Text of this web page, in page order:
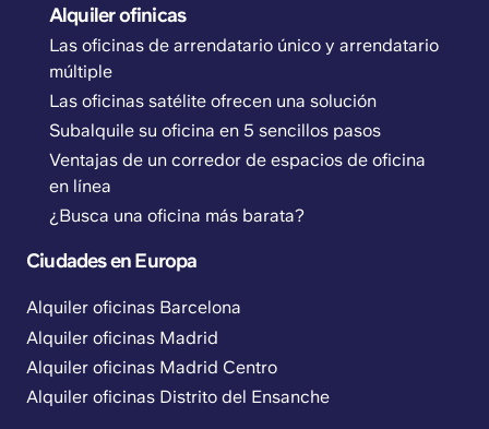
Alquiler ofinicas
Las oficinas de arrendatario único y arrendatario
múltiple
Las oficinas satélite ofrecen una solución
Subalquile su oficina en 5 sencillos pasos
Ventajas de un corredor de espacios de oficina
en línea
¿Busca una oficina más barata?
Ciudades en Europa
Alquiler oficinas Barcelona
Alquiler oficinas Madrid
Alquiler oficinas Madrid Centro
Alquiler oficinas Distrito del Ensanche